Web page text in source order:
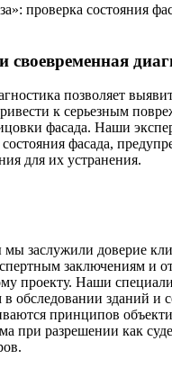
проверка состояния
своевременная
позволяет
к серьезным
фасада. Наши
фасада,
для их устранения.
мы заслужили доверие
заключениям и
проекту. Наши
обследовании зданий и
принципов
при разрешении как